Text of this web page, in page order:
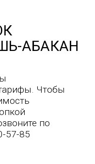
АБАКАН
Чтобы
по
57-85